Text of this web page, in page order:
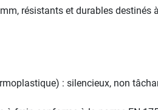
résistants et durables
: silencieux, non